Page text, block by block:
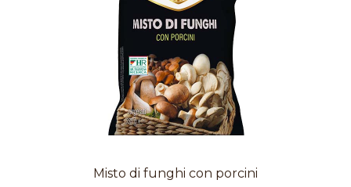
Misto di funghi con porcini